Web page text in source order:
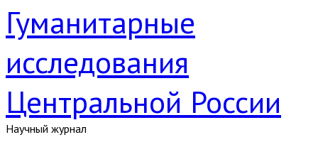
Гуманитарные
исследования
Центральной России
Научный журнал